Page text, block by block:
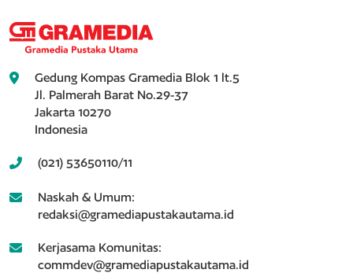
Gedung Kompas Gramedia Blok 1 lt.5
Jl. Palmerah Barat No.29-37
Jakarta 10270
Indonesia
(021) 53650110/11
Naskah & Umum:
redaksi@gramediapustakautama.id
Kerjasama Komunitas:
commdev@gramediapustakautama.id